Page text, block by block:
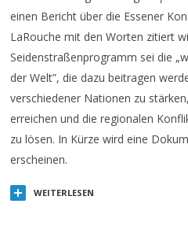
einen Bericht über die Essener
LaRouche mit den Worten zitiert
Seidenstraßenprogramm sei die
der Welt”, die dazu beitragen
verschiedener Nationen zu
erreichen und die regionalen
zu lösen. In Kürze wird eine
erscheinen.
WEITERLESEN